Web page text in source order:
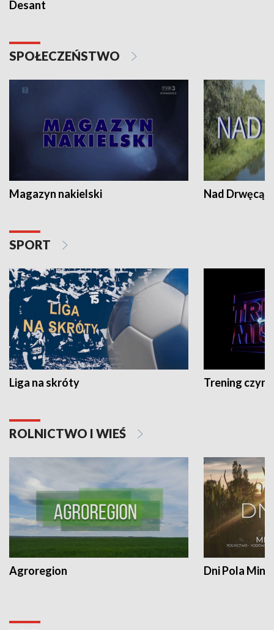
Desant
SPOŁECZEŃSTWO
Magazyn nakielski Nad Drwęcą
SPORT
Liga na skróty Trening czyni
ROLNICTWO I WIEŚ
Agroregion Dni Pola